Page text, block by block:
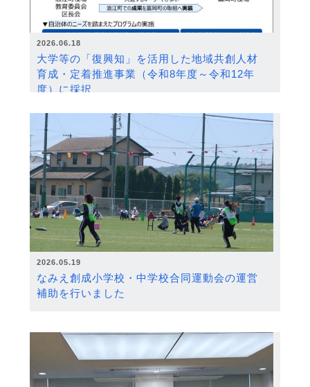
2026.06.18
大学等の「復興知」を活用した地域共創人材
育成・定着推進事業（令和8年度～令和12年
度）に採択
2026.05.19
なみえ創成小学校・中学校合同運動会の運営
補助を行いました